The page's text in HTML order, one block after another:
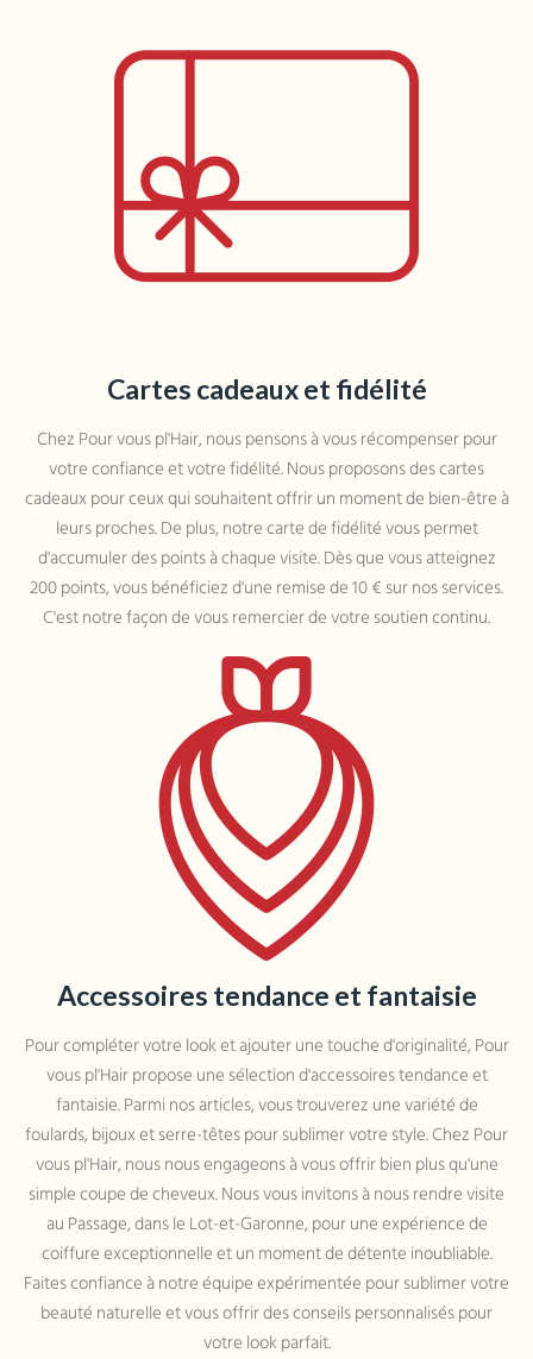
Cartes cadeaux et fidélité
Chez Pour vous pl'Hair, nous pensons à vous récompenser pour
votre confiance et votre fidélité. Nous proposons des cartes
cadeaux pour ceux qui souhaitent offrir un moment de bien-être à
leurs proches. De plus, notre carte de fidélité vous permet
d'accumuler des points à chaque visite. Dès que vous atteignez
200 points, vous bénéficiez d'une remise de 10 € sur nos services.
C'est notre façon de vous remercier de votre soutien continu.
Accessoires tendance et fantaisie
Pour compléter votre look et ajouter une touche d'originalité, Pour
vous pl'Hair propose une sélection d'accessoires tendance et
fantaisie. Parmi nos articles, vous trouverez une variété de
foulards, bijoux et serre-têtes pour sublimer votre style. Chez Pour
vous pl'Hair, nous nous engageons à vous offrir bien plus qu'une
simple coupe de cheveux. Nous vous invitons à nous rendre visite
au Passage, dans le Lot-et-Garonne, pour une expérience de
coiffure exceptionnelle et un moment de détente inoubliable.
Faites confiance à notre équipe expérimentée pour sublimer votre
beauté naturelle et vous offrir des conseils personnalisés pour
votre look parfait.